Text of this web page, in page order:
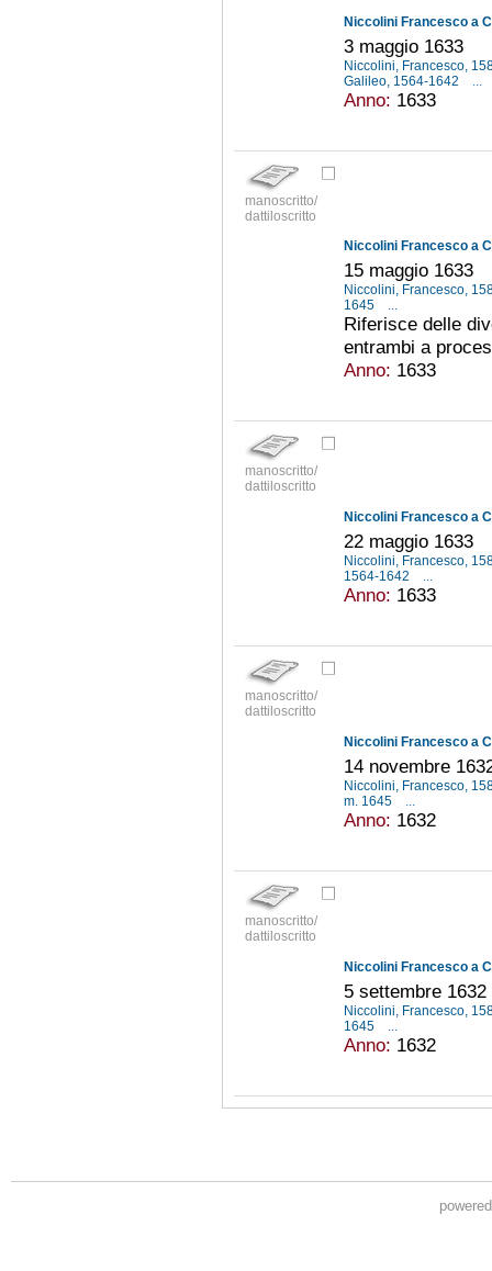
Niccolini Francesco a
3 maggio 1633
Niccolini, Francesco,
Galileo, 1564-1642
Anno: 1633
manoscritto/
dattiloscritto
Niccolini Francesco a
15 maggio 1633
Niccolini, Francesco,
1645
...
Riferisce delle
entrambi a
Anno: 1633
manoscritto/
dattiloscritto
Niccolini Francesco a
22 maggio 1633
Niccolini, Francesco,
1564-1642
...
Anno: 1633
manoscritto/
dattiloscritto
Niccolini Francesco a
14 novembre
Niccolini, Francesco,
m. 1645
...
Anno: 1632
manoscritto/
dattiloscritto
Niccolini Francesco a
5 settembre 1632
Niccolini, Francesco,
1645
Anno: 1632